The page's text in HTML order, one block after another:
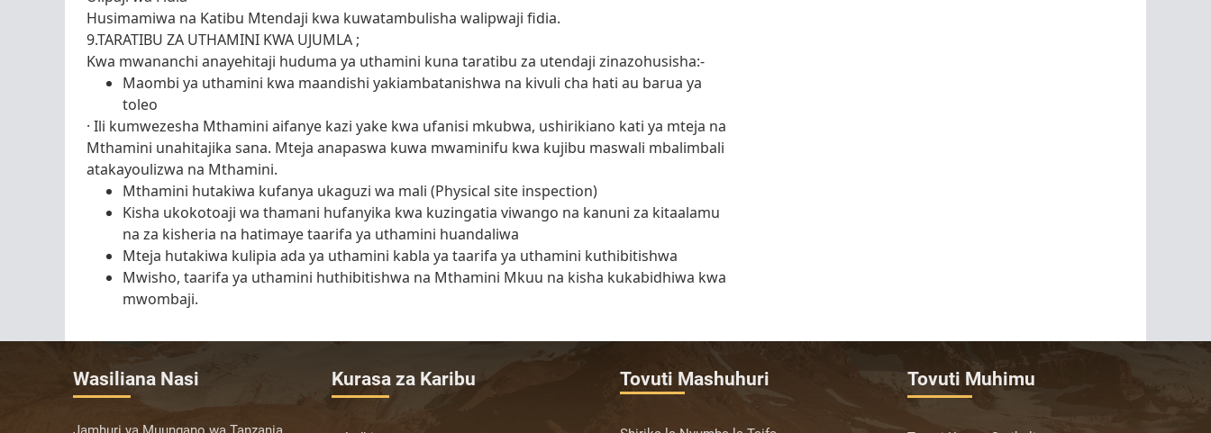
Husimamiwa na Katibu Mtendaji kwa kuwatambulisha walipwaji fidia.
9.TARATIBU ZA UTHAMINI KWA UJUMLA ;
Kwa mwananchi anayehitaji huduma ya uthamini kuna taratibu za utendaji zinazohusisha:-
Maombi ya uthamini kwa maandishi yakiambatanishwa na kivuli cha hati au barua ya
toleo
· Ili kumwezesha Mthamini aifanye kazi yake kwa ufanisi mkubwa, ushirikiano kati ya mteja na
Mthamini unahitajika sana. Mteja anapaswa kuwa mwaminifu kwa kujibu maswali mbalimbali
atakayoulizwa na Mthamini.
Mthamini hutakiwa kufanya ukaguzi wa mali (Physical site inspection)
Kisha ukokotoaji wa thamani hufanyika kwa kuzingatia viwango na kanuni za kitaalamu
na za kisheria na hatimaye taarifa ya uthamini huandaliwa
Mteja hutakiwa kulipia ada ya uthamini kabla ya taarifa ya uthamini kuthibitishwa
Mwisho, taarifa ya uthamini huthibitishwa na Mthamini Mkuu na kisha kukabidhiwa kwa
mwombaji.
Wasiliana Nasi Kurasa za Karibu Tovuti Mashuhuri Tovuti Muhimu